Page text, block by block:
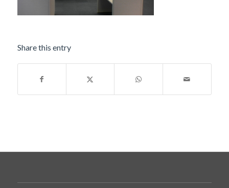
Share this entry